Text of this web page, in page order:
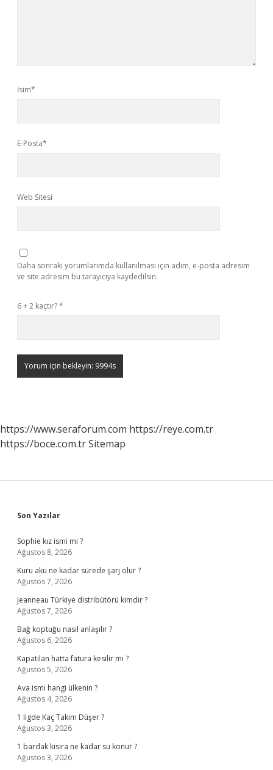
İsim*
E-Posta*
Web Sitesi
Daha sonraki yorumlarımda kullanılması için adım, e-posta adresim
ve site adresim bu tarayıcıya kaydedilsin.
6 + 2 kaçtır?*
https://www.seraforum.com https://reye.com.tr
https://boce.com.trSitemap
Sidebar
Son Yazılar
Sophie kız ismi mi ?
Ağustos 8, 2026
Kuru akü ne kadar sürede şarj olur ?
Ağustos 7, 2026
Jeanneau Türkiye distribütörü kimdir ?
Ağustos 7, 2026
Bağ koptuğu nasıl anlaşılır ?
Ağustos 6, 2026
Kapatılan hatta fatura kesilir mi ?
Ağustos 5, 2026
Ava ismi hangi ülkenin ?
Ağustos 4, 2026
1 ligde Kaç Takim Düşer ?
Ağustos 3, 2026
1 bardak kisira ne kadar su konur ?
Ağustos 3, 2026